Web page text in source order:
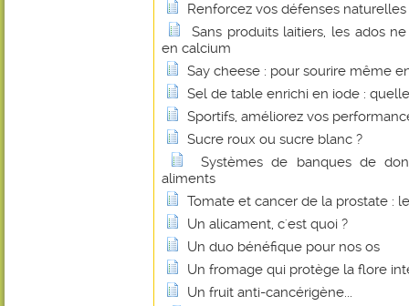
Renforcez vos défenses naturelles
Sans produits laitiers, les ados
en calcium
Say cheese : pour sourire même
Sel de table enrichi en iode :
Sportifs, améliorez vos
Sucre roux ou sucre blanc ?
Systèmes de banques de
aliments
Tomate et cancer de la prostate :
Un alicament, c'est quoi ?
Un duo bénéfique pour nos os
Un fromage qui protège la flore
Un fruit anti-cancérigène...